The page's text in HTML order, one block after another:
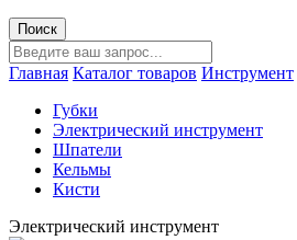
Главная Каталог товаров Инструмент
Губки
Электрический инструмент
Шпатели
Кельмы
Кисти
Электрический инструмент